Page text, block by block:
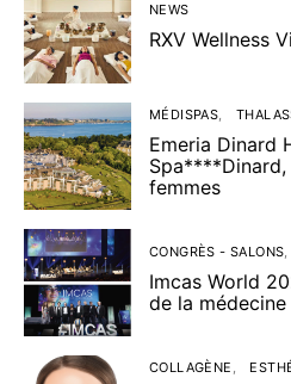
NEWS
RXV Wellness
MÉDISPAS
Emeria Dinard
Spa****Dinard,
femmes
CONGRÈS - SALONS
Imcas World
de la
COLLAGÈNE